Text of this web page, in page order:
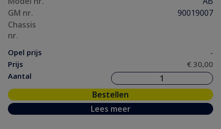
GM nr.
90019007
Chassis
nr.
Opel prijs
-
Prijs
€ 30,00
Aantal
Bestellen
Lees meer